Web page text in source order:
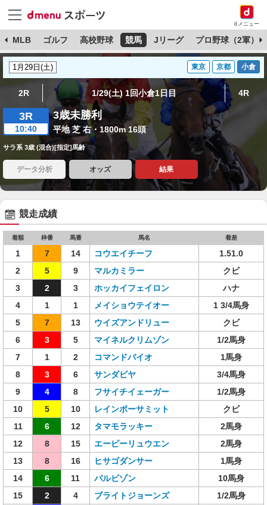
dメニュー
MLB ゴルフ 高校野球 競馬 Jリーグ プロ野球（2軍）
東京 京都 小倉
2R 1/29(土) 1回小倉1日目 4R
3R
10:40
3歳未勝利
平地 芝 右・1800m 16頭
サラ系 3歳 (混合)[指定]馬齢
データ分析 オッズ 結果
競走成績
着順 枠番 馬番 馬名 着差
1 7 14 コウエイチーフ
1.51.0
2
5 9 マルカミラー
クビ
3
2 3 ホッカイフェイロン
ハナ
4
1 1 メイショウテイオー
1 3/4馬身
5
7 13 ウイズアンドリュー
クビ
6
3 5 マイネルクリムゾン
1/2馬身
7
1 2 コマンドバイオ
1馬身
8
3 6 サンダビヤ
3/4馬身
9
4 8 フサイチイェーガー
1/2馬身
10
5 10 レインボーサミット
クビ
11
6 12 タマモラッキー
2馬身
12
8 15 エーピーリュウエン
2馬身
13
8 16 ヒサゴダンサー
1馬身
14
6 11 バルビゾン
10馬身
15
2 4 ブライトジョーンズ
1/2馬身